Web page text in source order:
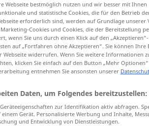
Vormund JUR
Vormund für Entmündigte
Webseite bestmöglich nutzen und wir besser mit Ihnen
und statistische Cookies, die für den Betrieb
erforderlich sind, werden auf Grundlage unserer
Cookies und Cookies, die der Bereitstellung
wenn Sie uns durch einen Klick auf den
auf „Fortfahren ohne Akzeptieren“. Sie können
widerrufen. Wenn Sie weitere Informationen
klicken Sie einfach auf den Button „Mehr
entnehmen Sie ansonsten unserer
Daten, um Folgendes bereitzustellen:
zur Identifikation aktiv abfragen.
Gerät. Personalisierte Werbung und Inhalte,
und Entwicklung von Dienstleistungen.